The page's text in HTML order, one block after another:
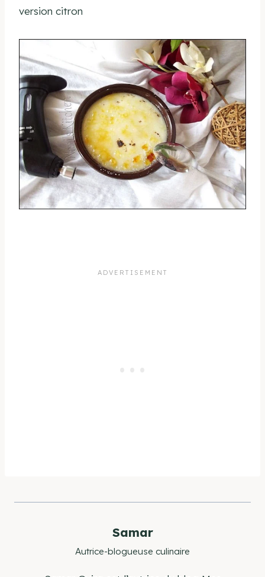
version citron
Samar
Autrice-blogueuse culinaire